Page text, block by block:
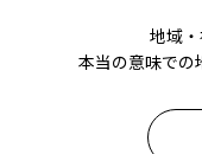
地域・
本当の意味での